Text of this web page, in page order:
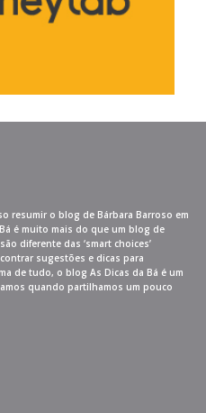
resumir o blog de Bárbara Barroso em
é muito mais do que um blog de
diferente das ‘smart choices’
sugestões e dicas para
de tudo, o blog As Dicas da Bá é um
quando partilhamos um pouco